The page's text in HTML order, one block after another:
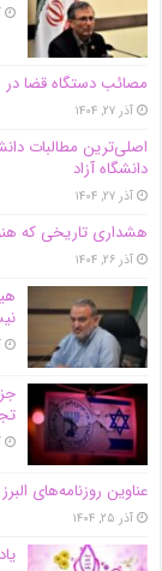
مصائب دستگاه قضا در
آذر ۲۷, ۱۴۰۴
اصلی‌ترین مطالبات
دانشگاه آز‌اد
آذر ۲۷, ۱۴۰۴
هشداری تاریخی که
آذر ۲۶, ۱۴۰۴
عناوین روزنامه‌های البرز در ‌18 آذرماه/صدرنشینی در ارائه خدمات
آذر ۲۵, ۱۴۰۴